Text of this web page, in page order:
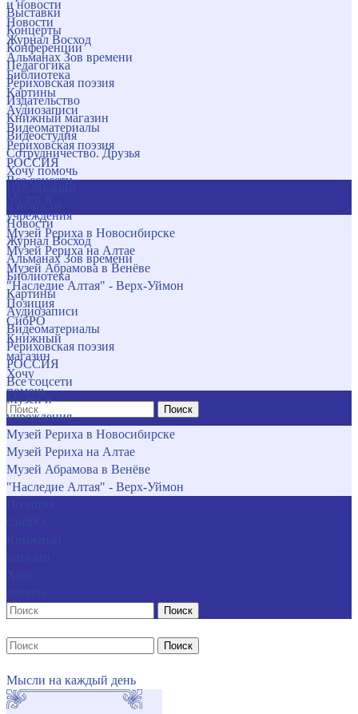
и новости
Новости
Журнал Восход
Альманах Зов времени
Библиотека
Картины
Аудиозаписи
Видеоматериалы
Рериховская поэзия
РОССИЯ
Все соцсети
учреждения
Музей Рериха в Новосибирске
Музей Рериха на Алтае
Музей Абрамова в Венёве
"Наследие Алтая" - Верх-Уймон
Позиция
СибРО
Книжный
магазин
Хочу
помочь
Поиск
Выставки
Концерты
Конференции
Педагогика
Рериховская поэзия
Издательство
Книжный магазин
Видеостудия
Сотрудничество. Друзья
Хочу помочь
Новости
Журнал Восход
Альманах Зов времени
Библиотека
Картины
Аудиозаписи
Видеоматериалы
Рериховская поэзия
РОССИЯ
Все соцсети
Музеи и
учреждения
Музей Рериха в Новосибирске
Музей Рериха на Алтае
Музей Абрамова в Венёве
"Наследие Алтая" - Верх-Уймон
Поиск
Поиск
Мысли на каждый день